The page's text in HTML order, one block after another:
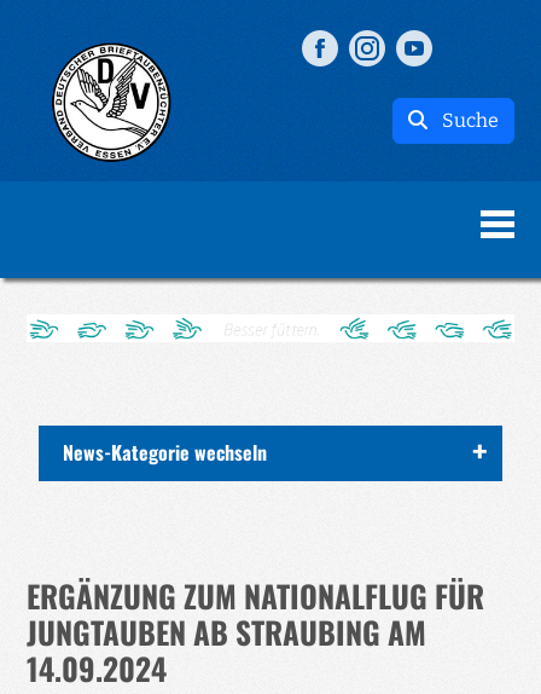
Suche
News-Kategorie wechseln
Events
Taubenklinik
ERGÄNZUNG ZUM NATIONALFLUG FÜR
JUNGTAUBEN AB STRAUBING AM
14.09.2024